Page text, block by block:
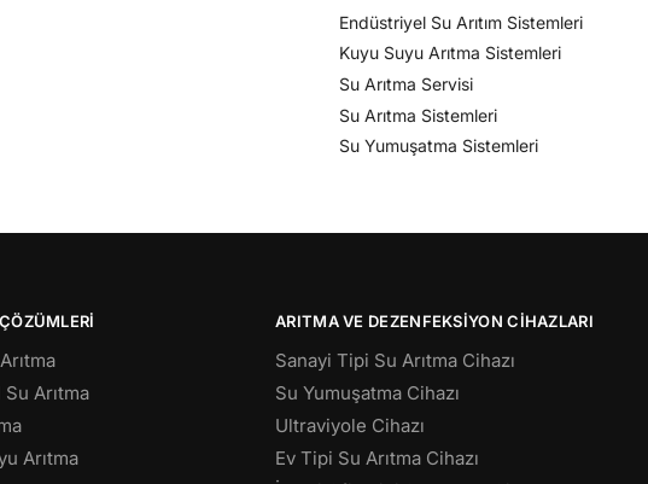
Endüstriyel Su Arıtım Sistemleri
Kuyu Suyu Arıtma Sistemleri
Su Arıtma Servisi
Su Arıtma Sistemleri
Su Yumuşatma Sistemleri
Arıtma
Arıtma
ARITMA VE DEZENFEKSIYON CIHAZLARI
Sanayi Tipi Su Arıtma Cihazı
Su Yumuşatma Cihazı
Ultraviyole Cihazı
Ev Tipi Su Arıtma Cihazı